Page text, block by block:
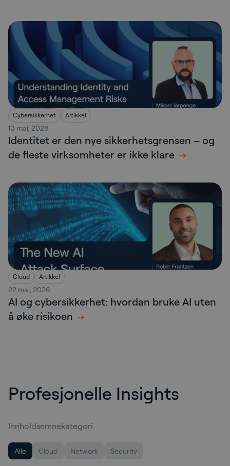
Cybersikkerhet Artikkel
13 mai, 2026
Identitet er den nye sikkerhetsgrensen – og
de fleste virksomheter er ikke klare
Cloud Artikkel
22 mai, 2026
AI og cybersikkerhet: hvordan bruke AI uten
å øke risikoen
Profesjonelle Insights
Innholdsemnekategori
Alle Cloud Network Security